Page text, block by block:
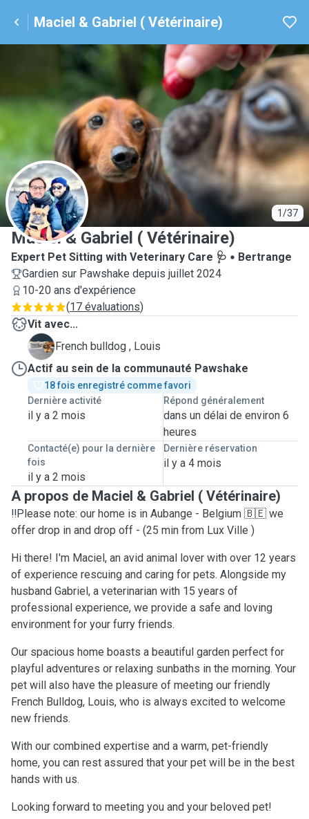
Maciel & Gabriel ( Vétérinaire)
1/37
M
Maciel & Gabriel ( Vétérinaire)
Expert Pet Sitting with Veterinary Care 🩺
Bertrange
Gardien sur Pawshake depuis juillet 2024
10-20 ans d'expérience
(17 évaluations)
Vit avec...
L
French bulldog , Louis
Actif au sein de la communauté Pawshake
18 fois enregistré comme favori
Dernière activité
il y a 2 mois
Répond généralement
dans un délai de environ 6
heures
Contacté(e) pour la dernière
fois
il y a 2 mois
Dernière réservation
il y a 4 mois
A propos de Maciel & Gabriel ( Vétérinaire)
‼️Please note: our home is in Aubange - Belgium 🇧🇪 we
offer drop in and drop off - (25 min from Lux Ville )
Hi there! I'm Maciel, an avid animal lover with over 12 years
of experience rescuing and caring for pets. Alongside my
husband Gabriel, a veterinarian with 15 years of
professional experience, we provide a safe and loving
environment for your furry friends.
Our spacious home boasts a beautiful garden perfect for
playful adventures or relaxing sunbaths in the morning. Your
pet will also have the pleasure of meeting our friendly
French Bulldog, Louis, who is always excited to welcome
new friends.
With our combined expertise and a warm, pet-friendly
home, you can rest assured that your pet will be in the best
hands with us.
Looking forward to meeting you and your beloved pet!